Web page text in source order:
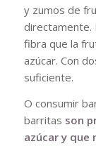
y zumos de
directamente.
fibra que la
azúcar. Con
suficiente.
O consumir
barritas son
azúcar y que